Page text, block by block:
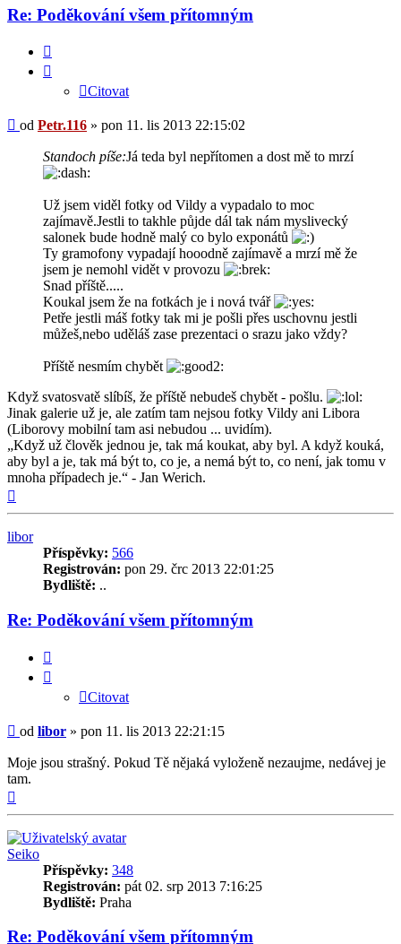
Re: Poděkování všem přítomným
Citovat
Příspěvek
od Petr.116 » pon 11. lis 2013 22:15:02
Standoch píše:Já teda byl nepřítomen a dost mě to mrzí
Už jsem viděl fotky od Vildy a vypadalo to moc
zajímavě.Jestli to takhle půjde dál tak nám myslivecký
salonek bude hodně malý co bylo exponátů
Ty gramofony vypadají hooodně zajímavě a mrzí mě že
jsem je nemohl vidět v provozu
Snad příště.....
Koukal jsem že na fotkách je i nová tvář
Petře jestli máš fotky tak mi je pošli přes uschovnu jestli
můžeš,nebo uděláš zase prezentaci o srazu jako vždy?
Příště nesmím chybět
Když svatosvatě slíbíš, že příště nebudeš chybět - pošlu.
Jinak galerie už je, ale zatím tam nejsou fotky Vildy ani Libora
(Liborovy mobilní tam asi nebudou ... uvidím).
„Když už člověk jednou je, tak má koukat, aby byl. A když kouká,
aby byl a je, tak má být to, co je, a nemá být to, co není, jak tomu v
mnoha případech je.“ - Jan Werich.
libor
Příspěvky: 566
Registrován: pon 29. črc 2013 22:01:25
Bydliště: ..
Re: Poděkování všem přítomným
Citovat
Příspěvek
od libor » pon 11. lis 2013 22:21:15
Moje jsou strašný. Pokud Tě nějaká vyloženě nezaujme, nedávej je
tam.
Seiko
Příspěvky: 348
Registrován: pát 02. srp 2013 7:16:25
Bydliště: Praha
Re: Poděkování všem přítomným